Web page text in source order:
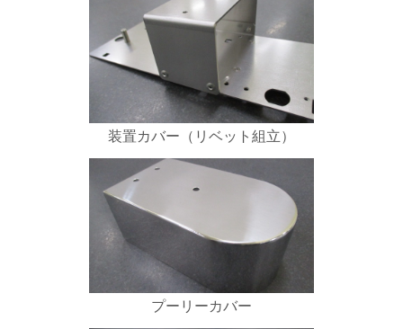
装置カバー（リベット組立）
プーリーカバー